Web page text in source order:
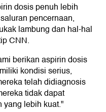
dosis penuh lebih
pencernaan,
lambung dan hal-hal
CNN.
berikan aspirin dosis
kondisi serius,
telah didiagnosis
tidak dapat
yang lebih kuat."